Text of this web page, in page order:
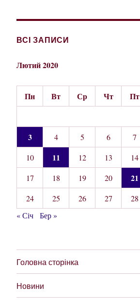
ВСІ ЗАПИСИ
Лютий 2020
Пн Вт Ср Чт Пт
3 4 5 6 7
10
11 12 13 14
17
18 19 20 21
24
25 26 27 28
« Січ
Бер »
Головна сторінка
Новини